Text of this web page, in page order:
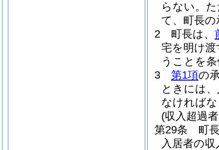
らない。
て、町長
2
町長は、
宅を明け
うことを
3
第1項の
ときには
なければ
(収入超過
第29条
町
入居者の